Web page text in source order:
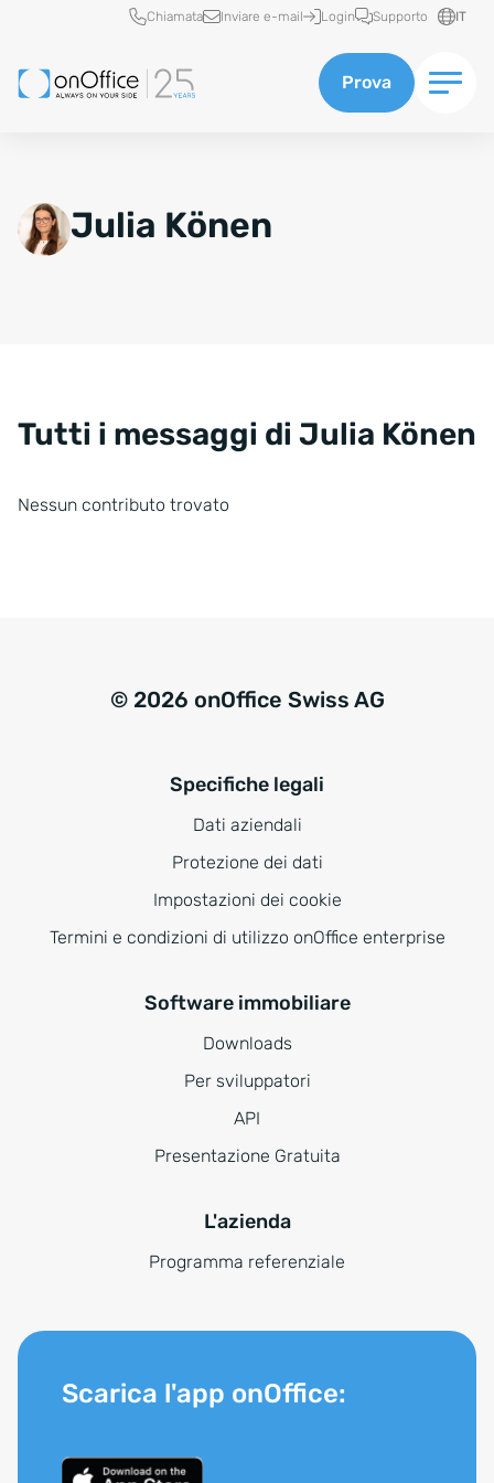
Accesso rapido
Chiamata Inviare e-mail Login Supporto IT
Prova
Julia Könen
Tutti i messaggi di Julia Könen
Nessun contributo trovato
© 2026 onOffice Swiss AG
Specifiche legali
Dati aziendali
Protezione dei dati
Impostazioni dei cookie
Termini e condizioni di utilizzo onOffice enterprise
Software immobiliare
Downloads
Per sviluppatori
API
Presentazione Gratuita
L'azienda
Programma referenziale
Scarica l'app onOffice: